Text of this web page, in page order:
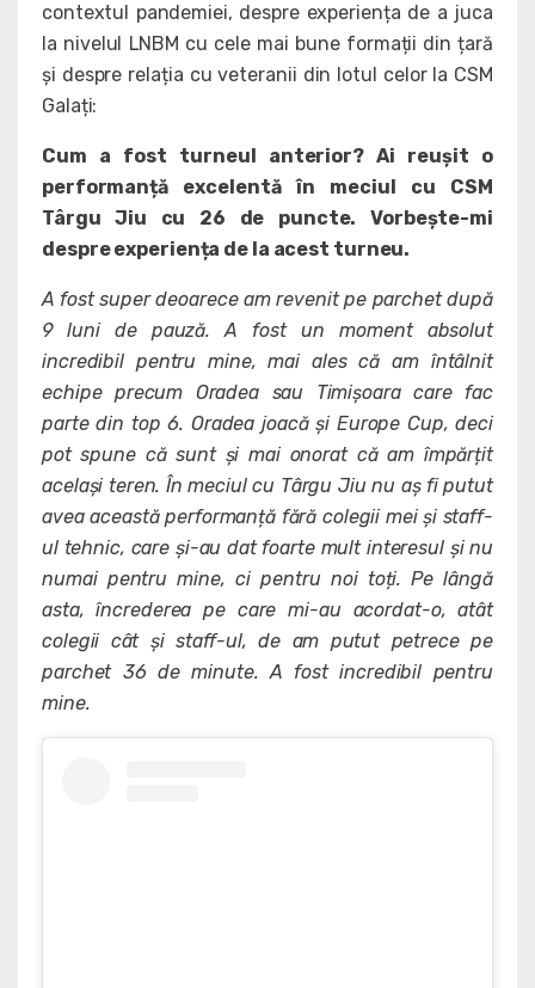
contextul pandemiei, despre experiența de a juca
la nivelul LNBM cu cele mai bune formații din țară
și despre relația cu veteranii din lotul celor la CSM
Galați:
Cum a fost turneul anterior? Ai reușit o
performanță excelentă în meciul cu CSM
Târgu Jiu cu 26 de puncte. Vorbește-mi
despre experiența de la acest turneu.
A fost super deoarece am revenit pe parchet după
9 luni de pauză. A fost un moment absolut
incredibil pentru mine, mai ales că am întâlnit
echipe precum Oradea sau Timișoara care fac
parte din top 6. Oradea joacă și Europe Cup, deci
pot spune că sunt și mai onorat că am împărțit
același teren. În meciul cu Târgu Jiu nu aș fi putut
avea această performanță fără colegii mei și staff-
ul tehnic, care și-au dat foarte mult interesul și nu
numai pentru mine, ci pentru noi toți. Pe lângă
asta, încrederea pe care mi-au acordat-o, atât
colegii cât și staff-ul, de am putut petrece pe
parchet 36 de minute. A fost incredibil pentru
mine.